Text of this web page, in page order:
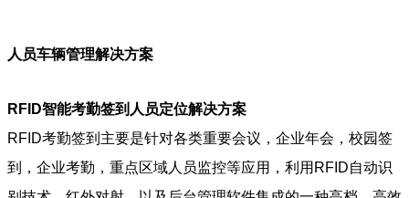
人员车辆管理解决方案
RFID智能考勤签到人员定位解决方案
RFID考勤签到主要是针对各类重要会议，企业年会，校园签
到，企业考勤，重点区域人员监控等应用，利用RFID自动识